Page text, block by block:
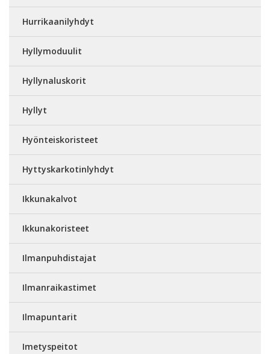
Hurrikaanilyhdyt
Hyllymoduulit
Hyllynaluskorit
Hyllyt
Hyönteiskoristeet
Hyttyskarkotinlyhdyt
Ikkunakalvot
Ikkunakoristeet
Ilmanpuhdistajat
Ilmanraikastimet
Ilmapuntarit
Imetyspeitot